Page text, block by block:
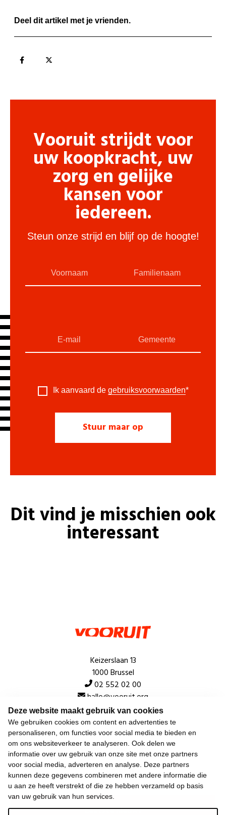
Deze website maakt gebruik van cookies
We gebruiken cookies om content en advertenties te
personaliseren, om functies voor social media te bieden en
om ons websiteverkeer te analyseren. Ook delen we
informatie over uw gebruik van onze site met onze partners
voor social media, adverteren en analyse. Deze partners
kunnen deze gegevens combineren met andere informatie die
u aan ze heeft verstrekt of die ze hebben verzameld op basis
van uw gebruik van hun services.
Deel dit artikel met je vrienden.
Vooruit strijdt voor
uw koopkracht, uw
zorg en gelijke
kansen voor
iedereen.
Steun onze strijd en blijf op de hoogte!
Ik aanvaard de gebruiksvoorwaarden*
Dit vind je misschien ook
interessant
Keizerslaan 13
1000 Brussel
02 552 02 00
hallo@vooruit.org
Snel
Over de beweging
Algemeen
Laatste nieuws